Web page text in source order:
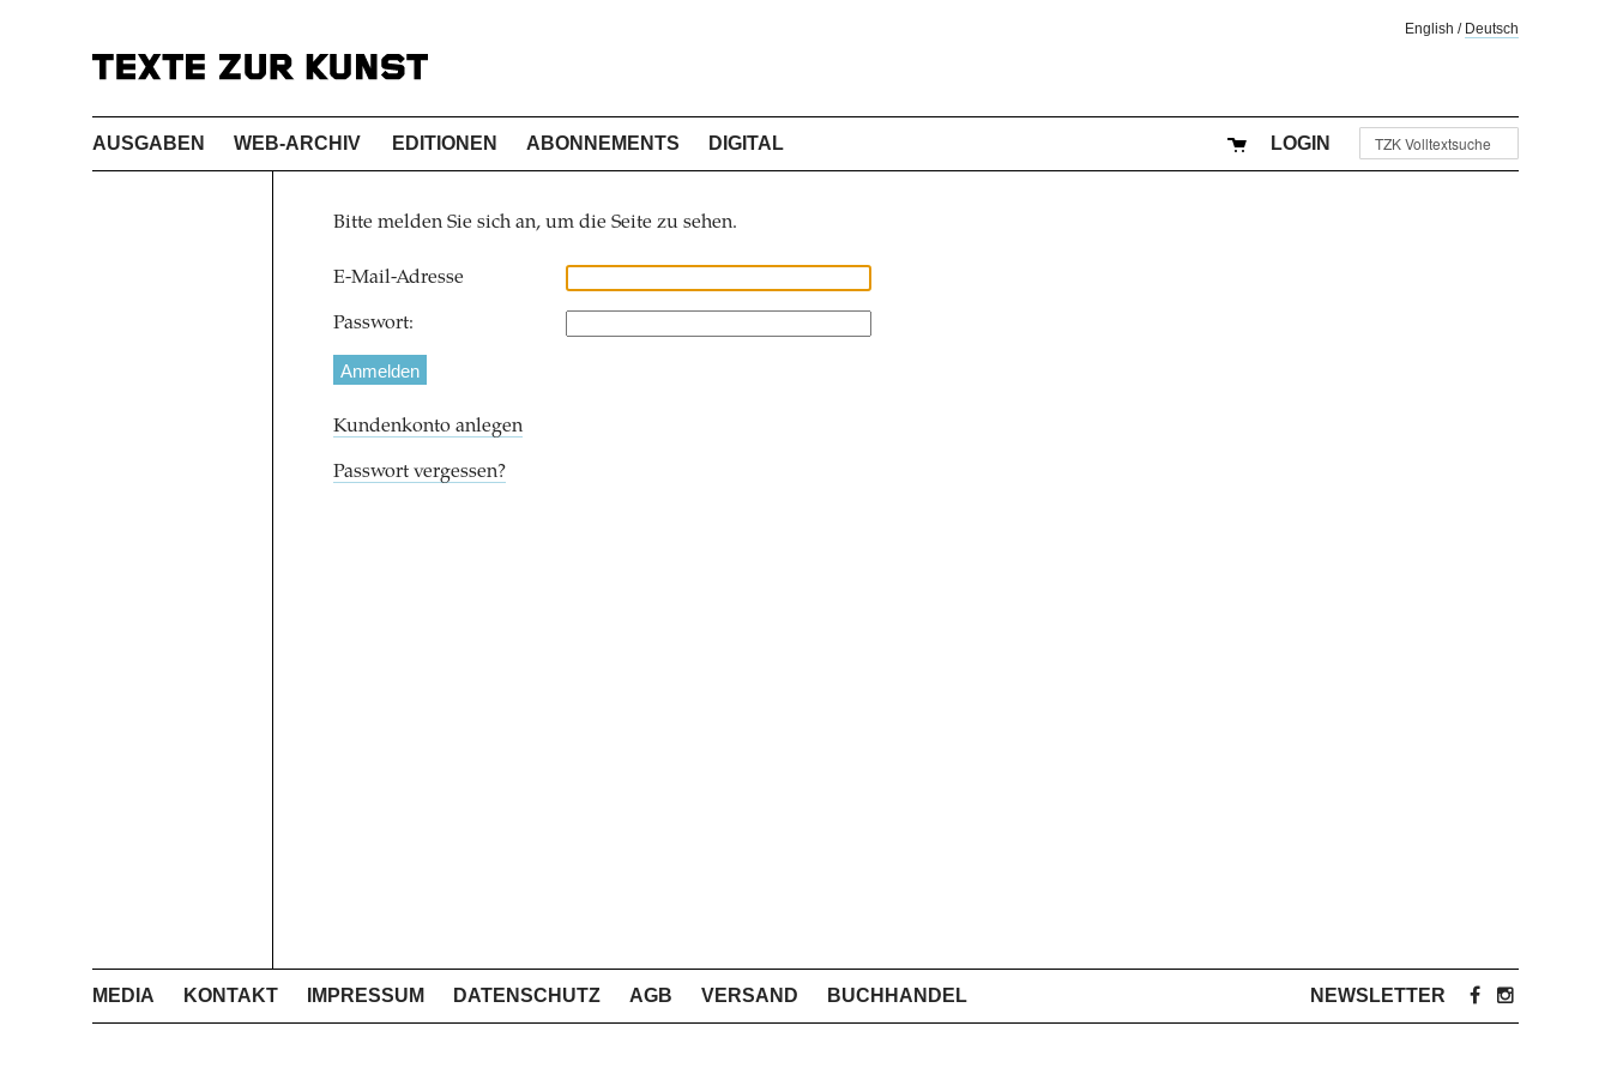
English / Deutsch
AUSGABEN WEB-ARCHIV EDITIONEN ABONNEMENTS DIGITAL LOGIN
Bitte melden Sie sich an, um die Seite zu sehen.
E-Mail-Adresse
Passwort:
Kundenkonto anlegen
Passwort vergessen?
MEDIA KONTAKT IMPRESSUM DATENSCHUTZ AGB VERSAND BUCHHANDEL NEWSLETTER